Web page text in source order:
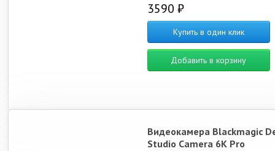
3590 ₽
Купить в один клик
Добавить в корзину
Видеокамера Blackmagic
Studio Camera 6K Pro